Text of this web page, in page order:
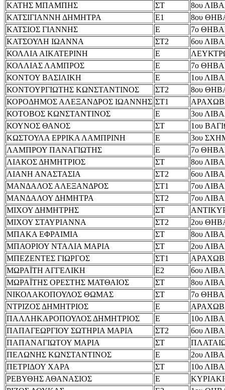
ΚΑΤΗΣ ΜΠΑΜΠΗΣ
ΣΤ
8ου
ΚΑΤΣΙΓΙΑΝΝΗ ΔΗΜΗΤΡΑ
Ε1
8ου
ΚΑΤΣΙΟΣ ΓΙΑΝΝΗΣ
Ε
7ο
ΚΑΤΣΟΥΛΗ ΙΩΑΝΝΑ
ΣΤ2
6ου
ΚΟΛΛΙΑ ΑΙΚΑΤΕΡΙΝΗ
Ε
ΚΟΛΛΙΑΣ ΛΑΜΠΡΟΣ
Ε
7ο
ΚΟΝΤΟΥ ΒΑΣΙΛΙΚΗ
Ε
1ου
ΚΟΝΤΟΥΡΓΙΩΤΗΣ ΚΩΝΣΤΑΝΤΙΝΟΣ
ΣΤ2
8ου
ΚΟΡΟΔΗΜΟΣ ΑΛΕΞΑΝΔΡΟΣ ΙΩΑΝΝΗΣ ΣΤ1
ΚΟΤΟΒΟΣ ΚΩΝΣΤΑΝΤΙΝΟΣ
Ε
3ου
ΚΟΥΝΟΣ ΘΑΝΟΣ
ΣΤ
1ου
ΚΩΣΤΟΥΛΑ ΕΡΡΙΚΑ ΛΑΜΠΡΙΝΗ
Ε
3ου
ΛΑΜΠΡΟΥ ΠΑΝΑΓΙΩΤΗΣ
Ε
7ο
ΛΙΑΚΟΣ ΔΗΜΗΤΡΙΟΣ
ΣΤ
8ου
ΛΙΑΝΗ ΑΝΑΣΤΑΣΙΑ
ΣΤ2
6ου
ΜΑΝΔΑΛΟΣ ΑΛΕΞΑΝΔΡΟΣ
ΣΤ1
7ου
ΜΑΝΔΑΛΟΥ ΔΗΜΗΤΡΑ
ΣΤ2
7ου
ΜΙΧΟΥ ΔΗΜΗΤΡΗΣ
ΣΤ
ΜΙΧΟΥ ΣΤΑΥΡΙΑΝΝΑ
ΣΤ2
2ου
ΜΠΑΚΑ ΕΦΡΑΙΜΙΑ
ΣΤ
8ου
ΜΠΑΟΡΙΟΥ ΝΤΑΛΙΑ ΜΑΡΙΑ
ΣΤ
2ου
ΜΠΕΖΕΝΤΕΣ ΓΙΩΡΓΟΣ
ΣΤ1
ΜΩΡΑΪΤΗ ΑΓΓΕΛΙΚΗ
Ε2
6ου
ΜΩΡΑΪΤΗΣ ΟΡΕΣΤΗΣ ΜΑΤΘΑΙΟΣ
ΣΤ
8ου
ΝΙΚΟΛΑΚΟΠΟΥΛΟΣ ΘΩΜΑΣ
ΣΤ
7ο
ΝΤΡΙΖΟΣ ΔΗΜΗΤΡΙΟΣ
Ε
ΠΑΛΛΗΚΑΡΟΠΟΥΛΟΣ ΔΗΜΗΤΡΙΟΣ
Ε
10ο
ΠΑΠΑΓΕΩΡΓΙΟΥ ΣΩΤΗΡΙΑ ΜΑΡΙΑ
ΣΤ2
6ου
ΠΑΠΑΝΑΓΙΩΤΟΥ ΜΑΡΙΑ
ΣΤ
ΠΕΛΩΝΗΣ ΚΩΝΣΤΑΝΤΙΝΟΣ
Ε
2ου
ΠΕΤΡΙΔΟΥ ΧΑΡΑ
ΣΤ
10ο
ΡΕΒΥΘΗΣ ΑΘΑΝΑΣΙΟΣ
Ε